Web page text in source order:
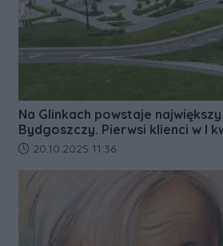
Na Glinkach powstaje
Bydgoszczy. Pierwsi klienci w I
Data dodania artykułu:
20.10.2025 11:36